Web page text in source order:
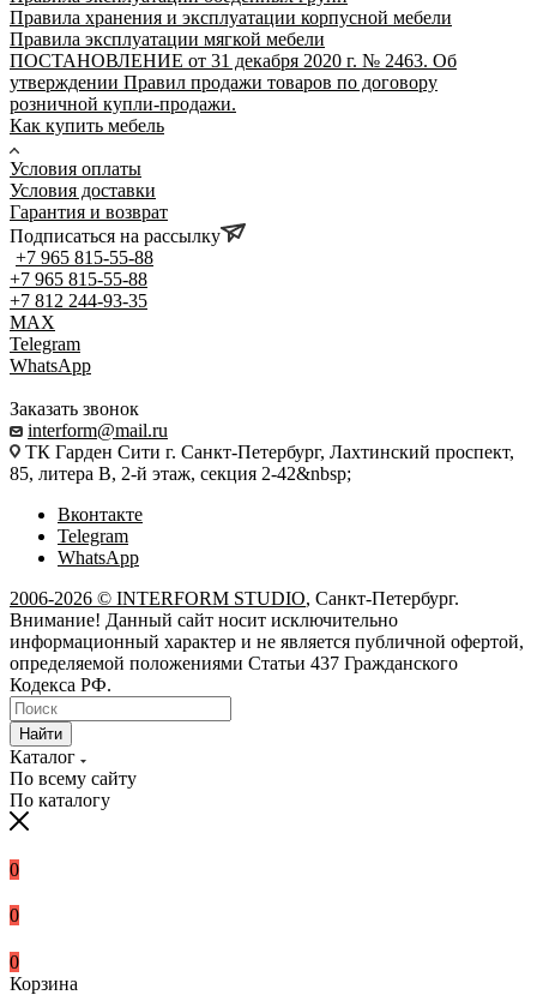
Правила хранения и эксплуатации корпусной мебели
Правила эксплуатации мягкой мебели
ПОСТАНОВЛЕНИЕ от 31 декабря 2020 г. № 2463. Об
утверждении Правил продажи товаров по договору
розничной купли-продажи.
Как купить мебель
Условия оплаты
Условия доставки
Гарантия и возврат
Подписаться на рассылку
+7 965 815-55-88
+7 965 815-55-88
+7 812 244-93-35
MAX
Telegram
WhatsApp
Заказать звонок
interform@mail.ru
ТК Гарден Сити г. Санкт-Петербург, Лахтинский проспект,
85, литера В, 2-й этаж, секция 2-42&nbsp;
Вконтакте
Telegram
WhatsApp
2006-2026 © INTERFORM STUDIO, Санкт-Петербург.
Внимание! Данный сайт носит исключительно
информационный характер и не является публичной офертой,
определяемой положениями Статьи 437 Гражданского
Кодекса РФ.
Найти
Каталог
По всему сайту
По каталогу
0
0
0
Корзина